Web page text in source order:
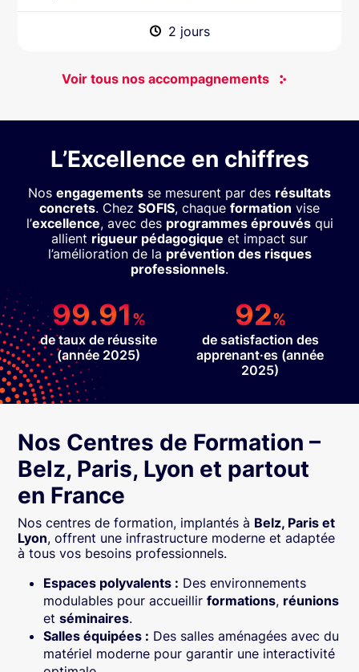
2 jours
Voir tous nos accompagnements
L’Excellence en chiffres
Nos engagements se mesurent par des résultats
concrets. Chez SOFIS, chaque formation vise
l’excellence, avec des programmes éprouvésqui
allient rigueur pédagogique et impact sur
l’amélioration de la prévention des risques
professionnels.
99.91 %
de taux de réussite
(année 2025)
92%
de satisfaction des
apprenant·es (année
2025)
Nos Centres de Formation –
Belz, Paris, Lyon et partout
en France
Nos centres de formation, implantés à Belz, Paris et
Lyon, offrent une infrastructure moderne et adaptée
à tous vos besoins professionnels.
Espaces polyvalents : Des environnements
modulables pour accueillirformations, réunions
etséminaires.
Salles équipées : Des salles aménagées avec du
matériel moderne pour garantir une interactivité